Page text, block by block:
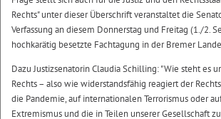
Rechts" unter dieser Überschrift veranstaltet die
Verfassung an diesem Donnerstag und Freitag (1./2.
hochkarätig besetzte Fachtagung in der Bremer
Dazu Justizsenatorin Claudia Schilling: "Wie steht es
Rechts – also wie widerstandsfähig reagiert der
die Pandemie, auf internationalen Terrorismus oder
Extremismus und die in Teilen unserer Gesellschaft